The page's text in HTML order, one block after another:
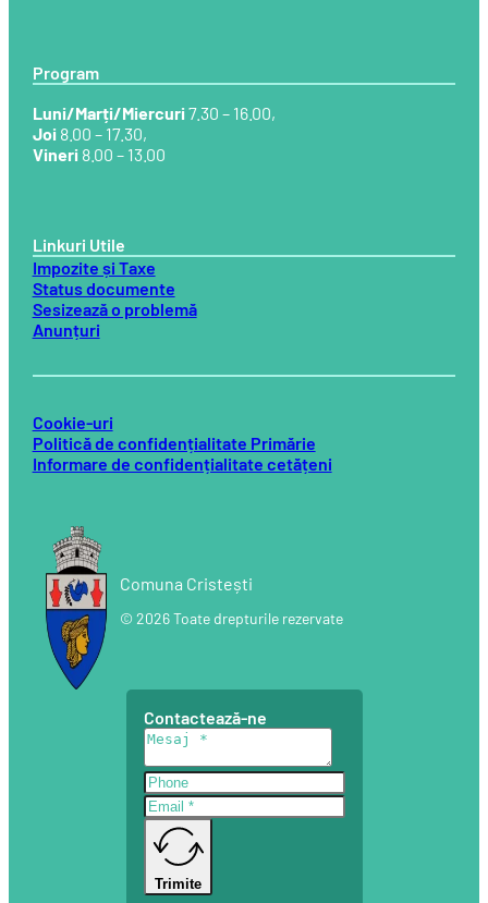
Program
Luni/Marți/Miercuri7.30 – 16.00,
Joi8.00 – 17.30,
Vineri8.00 – 13.00
Linkuri Utile
Impozite și Taxe
Status documente
Sesizează o problemă
Anunțuri
Comuna Cristești
© 2026 Toate drepturile rezervate
Cookie-uri
Politică de confidențialitate Primărie
Informare de confidențialitate cetățeni
Contactează-ne
Trimite